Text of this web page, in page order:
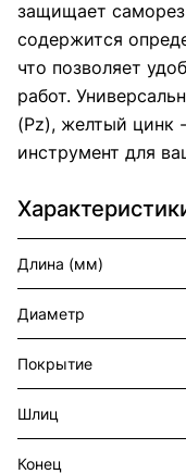
защищает
содержится
что позволяет
работ.
(Pz), желтый цинк
инструмент для
Длина (мм)
Диаметр
Покрытие
Шлиц
Конец